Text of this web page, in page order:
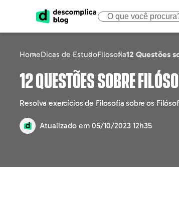
ENEM
Calendário
Gabaritos
Sisu
Fies
HomeDicas de EstudoFilosofia12 Questões
12 Questões sobre
Resolva exercícios de Filosofia sobre os
Atualizado em 05/10/2023 12h35